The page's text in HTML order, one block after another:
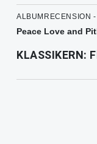
ALBUMRECENSION
Peace Love and
KLASSIKERN: